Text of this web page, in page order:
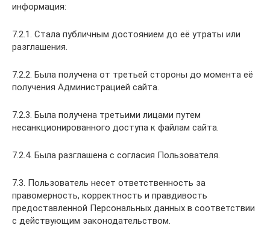
информация:
7.2.1. Стала публичным достоянием до её утраты или
разглашения.
7.2.2. Была получена от третьей стороны до момента её
получения Администрацией сайта.
7.2.3. Была получена третьими лицами путем
несанкционированного доступа к файлам сайта.
7.2.4. Была разглашена с согласия Пользователя.
7.3. Пользователь несет ответственность за
правомерность, корректность и правдивость
предоставленной Персональных данных в соответствии
с действующим законодательством.